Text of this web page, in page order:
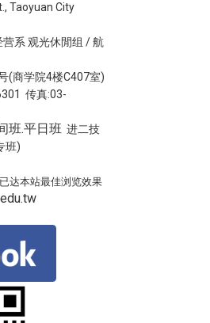
Taoyuan City
系 观光休閒组 / 航
(商学院4楼C407室)
传真:03-
班.平日班 进二技
班)
达本站最佳浏览效果